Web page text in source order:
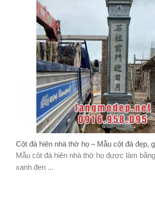
Cột đá hiên nhà thờ họ – Mẫu cột đá đẹp,
Mẫu cột đá hiên nhà thờ họ được làm
xanh đen ...